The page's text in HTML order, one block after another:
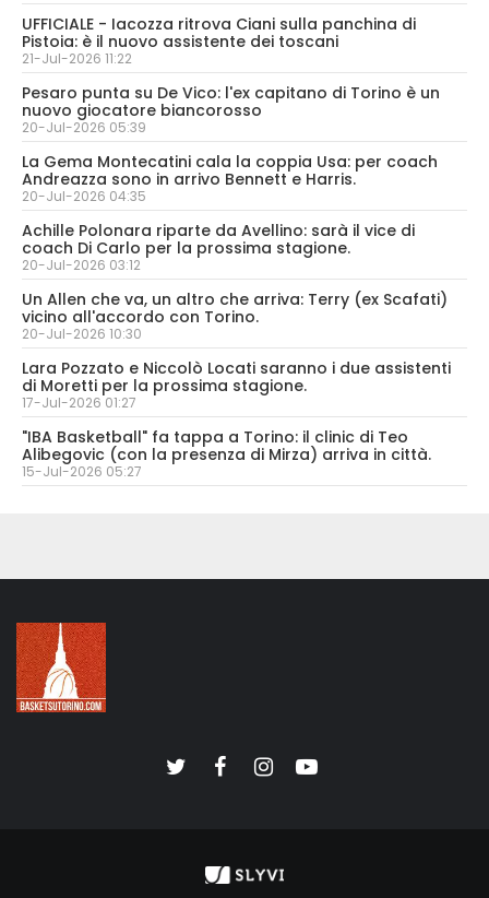
UFFICIALE - Iacozza ritrova Ciani sulla panchina di
Pistoia: è il nuovo assistente dei toscani
21-Jul-2026 11:22
Pesaro punta su De Vico: l'ex capitano di Torino è un
nuovo giocatore biancorosso
20-Jul-2026 05:39
La Gema Montecatini cala la coppia Usa: per coach
Andreazza sono in arrivo Bennett e Harris.
20-Jul-2026 04:35
Achille Polonara riparte da Avellino: sarà il vice di
coach Di Carlo per la prossima stagione.
20-Jul-2026 03:12
Un Allen che va, un altro che arriva: Terry (ex Scafati)
vicino all'accordo con Torino.
20-Jul-2026 10:30
Lara Pozzato e Niccolò Locati saranno i due assistenti
di Moretti per la prossima stagione.
17-Jul-2026 01:27
"IBA Basketball" fa tappa a Torino: il clinic di Teo
Alibegovic (con la presenza di Mirza) arriva in città.
15-Jul-2026 05:27